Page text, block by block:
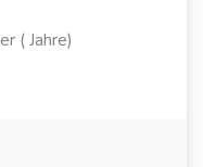
( Jahre)